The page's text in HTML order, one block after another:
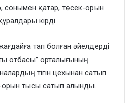
сонымен қатар, төсек-орын
кірді.
тап болған әйелдерді
отбасы” орталығының
тігін цехынан сатып
тысы сатып алынды.